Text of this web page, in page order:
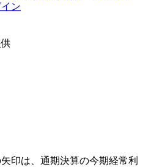
ン
印は、通期決算の今期経常利